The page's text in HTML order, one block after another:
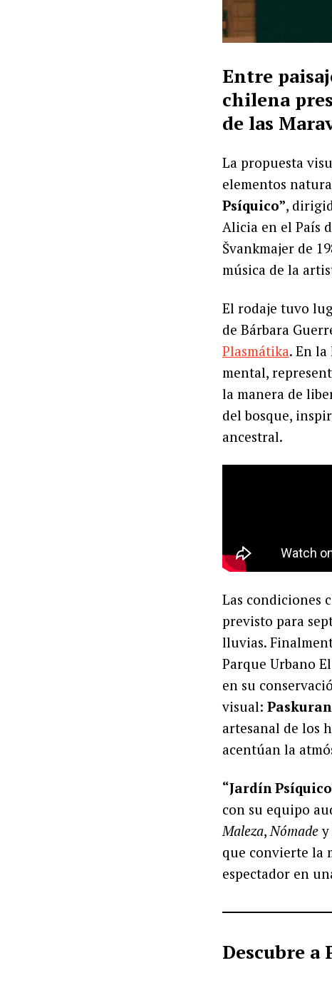
Entre
chilena
de las
La propuesta
elementos
Psíquico”,
Alicia en el País
Švankmajer de
música de la
El rodaje tuvo
de Bárbara
Plasmátika. En
mental,
la manera de
del bosque,
ancestral.
Las condiciones
previsto para
lluvias.
Parque Urbano
en su
visual:
artesanal de los
acentúan la
“Jardín
con su equipo
Maleza,Nómadey
que convierte la
espectador en
Descubre